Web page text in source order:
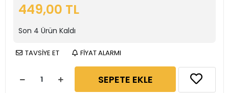
449,00 TL
Son 4 Ürün Kaldı
TAVSİYE ET FİYAT ALARMI
SEPETE EKLE